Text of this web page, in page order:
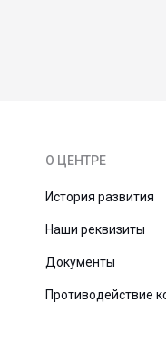
О ЦЕНТРЕ
История развития
Наши реквизиты
Документы
Противодействие